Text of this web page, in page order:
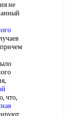
не
что,